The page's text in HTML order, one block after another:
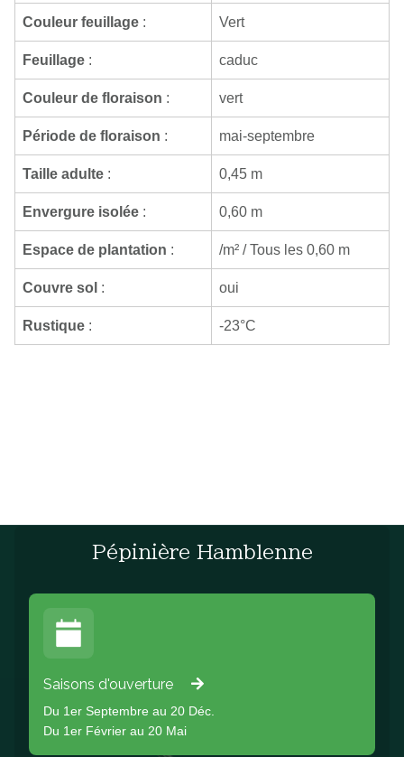
Couleur feuillage : Vert
Feuillage : caduc
Couleur de floraison : vert
Période de floraison : mai-septembre
Taille adulte : 0,45 m
Envergure isolée : 0,60 m
Espace de plantation : /m² / Tous les 0,60 m
Couvre sol : oui
Rustique : -23°C
Pépinière Hamblenne
Saisons d'ouverture
Du 1er Septembre au 20 Déc.
Du 1er Février au 20 Mai